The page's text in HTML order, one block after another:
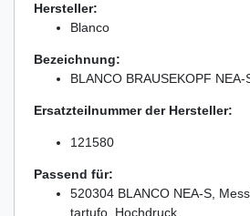
Hersteller:
Blanco
Bezeichnung:
BLANCO BRAUSEKOPF NEA-
Ersatzteilnummer der Hersteller:
121580
Passend für:
520304 BLANCO NEA-S,
tartufo, Hochdruck